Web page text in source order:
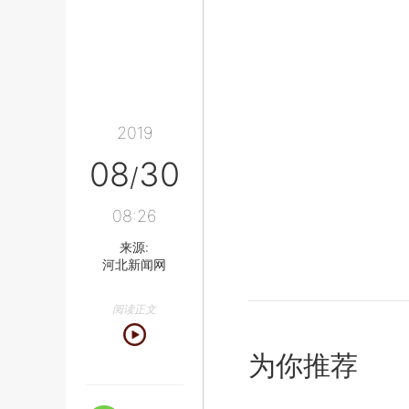
2019
08/30
08:26
来源:
河北新闻网
阅读正文
为你推荐